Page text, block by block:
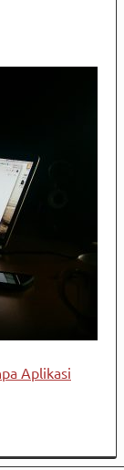
Aplikasi